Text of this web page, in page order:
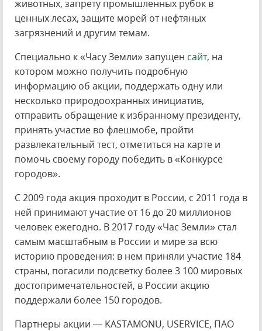
животных, запрету промышленных рубок в
ценных лесах, защите морей от нефтяных
загрязнений и другим темам.
Специально к «Часу Земли» запущен сайт, на
котором можно получить подробную
информацию об акции, поддержать одну или
несколько природоохранных инициатив,
отправить обращение к избранному президенту,
принять участие во флешмобе, пройти
развлекательный тест, отметиться на карте и
помочь своему городу победить в «Конкурсе
городов».
С 2009 года акция проходит в России, с 2011 года в
ней принимают участие от 16 до 20 миллионов
человек ежегодно. В 2017 году «Час Земли» стал
самым масштабным в России и мире за всю
историю проведения: в нем приняли участие 184
страны, погасили подсветку более 3 100 мировых
достопримечательностей, в России акцию
поддержали более 150 городов.
Партнеры акции — KASTAMONU, USERVICE, ПАО